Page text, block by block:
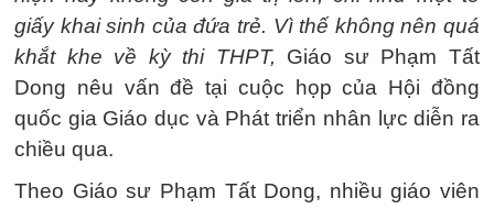
giấy khai sinh của đứa trẻ. Vì thế không nên quá
khắt khe về kỳ thi THPT, Giáo sư Phạm Tất
Dong nêu vấn đề tại cuộc họp của Hội đồng
quốc gia Giáo dục và Phát triển nhân lực diễn ra
chiều qua.
Theo Giáo sư Phạm Tất Dong, nhiều giáo viên